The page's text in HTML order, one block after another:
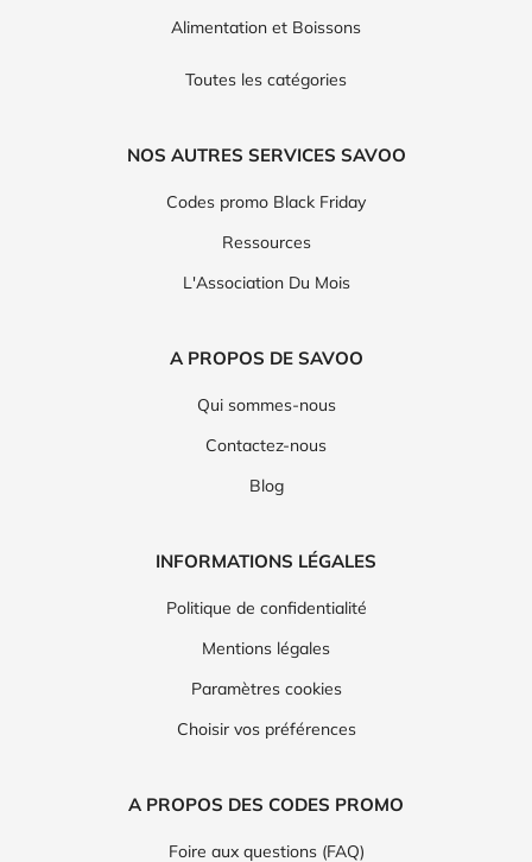
Alimentation et Boissons
Toutes les catégories
NOS AUTRES SERVICES SAVOO
Codes promo Black Friday
Ressources
L'Association Du Mois
A PROPOS DE SAVOO
Qui sommes-nous
Contactez-nous
Blog
INFORMATIONS LÉGALES
Politique de confidentialité
Mentions légales
Paramètres cookies
Choisir vos préférences
A PROPOS DES CODES PROMO
Foire aux questions (FAQ)